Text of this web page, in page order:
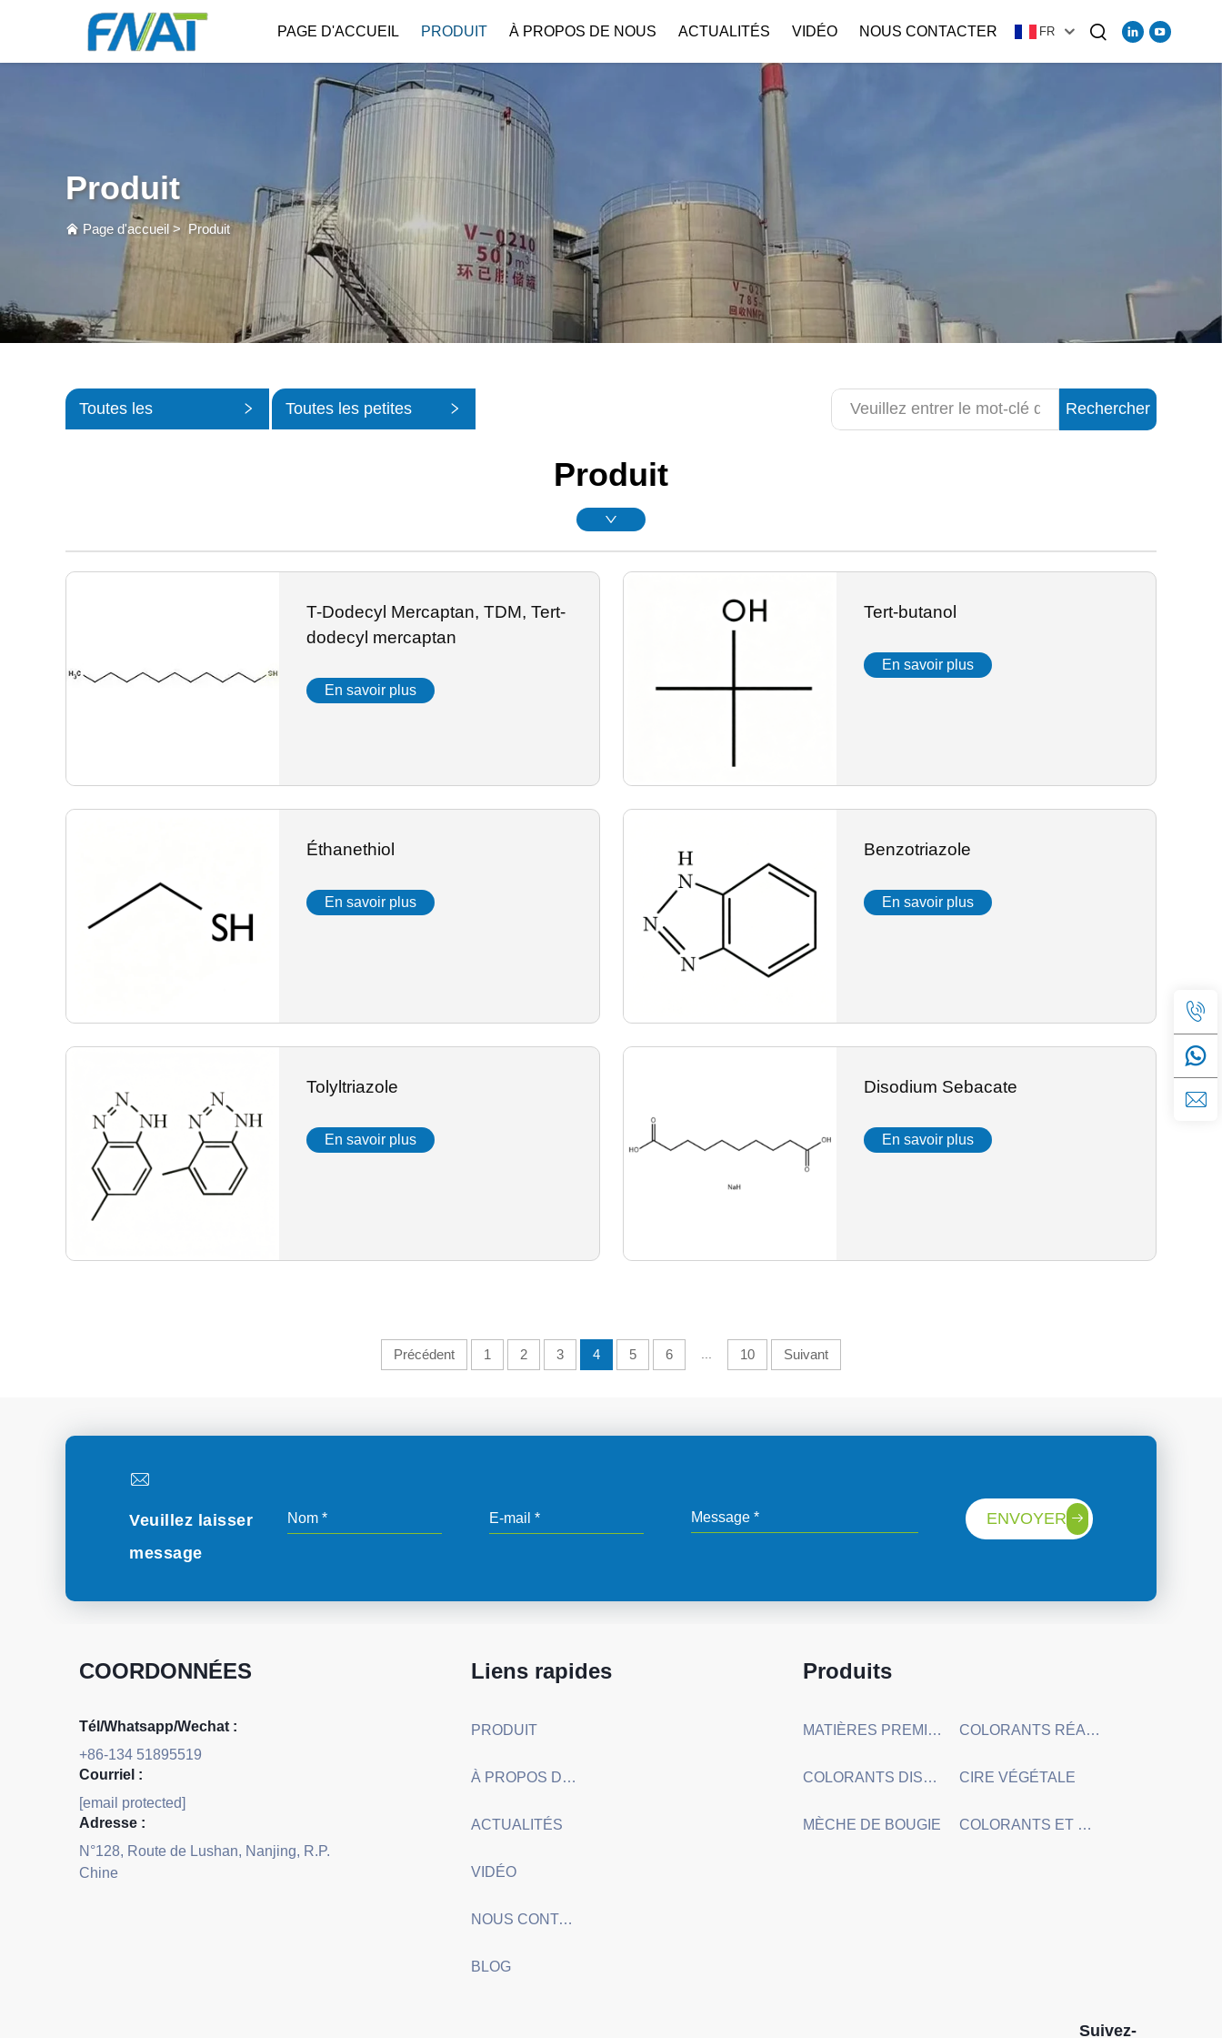
PAGE D'ACCUEIL PRODUIT À PROPOS DE NOUS ACTUALITÉS VIDÉO NOUS CONTACTER FR
Produit
Page d'accueil > Produit
Toutes les Toutes les petites Rechercher
Produit
T-Dodecyl Mercaptan, TDM, Tert-
dodecyl mercaptan
En savoir plus
Tert-butanol
En savoir plus
Éthanethiol
En savoir plus
Benzotriazole
En savoir plus
Tolyltriazole
En savoir plus
Disodium Sebacate
En savoir plus
Précédent 1 2 3 4 5 6 ... 10 Suivant
Veuillez laisser
message
ENVOYER
COORDONNÉES
Tél/Whatsapp/Wechat :
+86-134 51895519
Courriel :
[email protected]
Adresse :
N°128, Route de Lushan, Nanjing, R.P.
Chine
Liens rapides
PRODUIT
À PROPOS DE NOUS
ACTUALITÉS
VIDÉO
NOUS CONTACTER
BLOG
Produits
MATIÈRES PREMIÈRES CHIMIQUES ORGANIQUES COLORANTS RÉACTIFS ET COLORANTS DIRECTS
COLORANTS DISPERSÉS CIRE VÉGÉTALE
MÈCHE DE BOUGIE COLORANTS ET HUILES PARFUMÉES POUR BOUGIES
Suivez-